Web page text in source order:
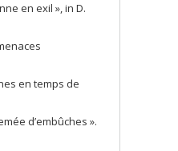
en exil », in D.
en temps de
d’embûches ».